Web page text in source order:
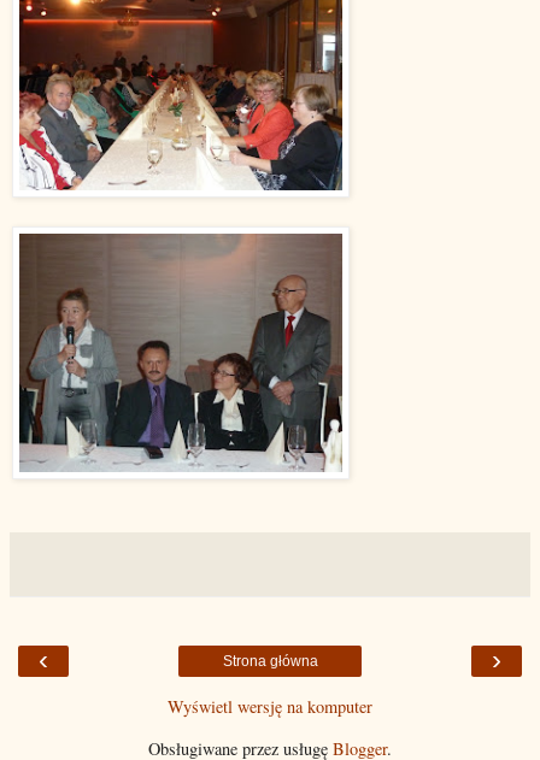
‹ ›
Strona główna
Wyświetl wersję na komputer
Obsługiwane przez usługę Blogger.